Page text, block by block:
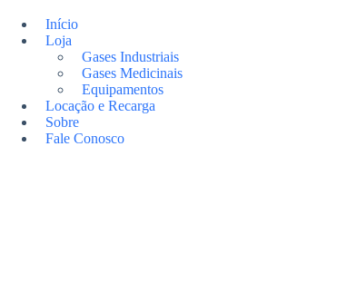
para
Início
Loja
Gases Industriais
Gases Medicinais
Equipamentos
Locação e Recarga
Sobre
Fale Conosco